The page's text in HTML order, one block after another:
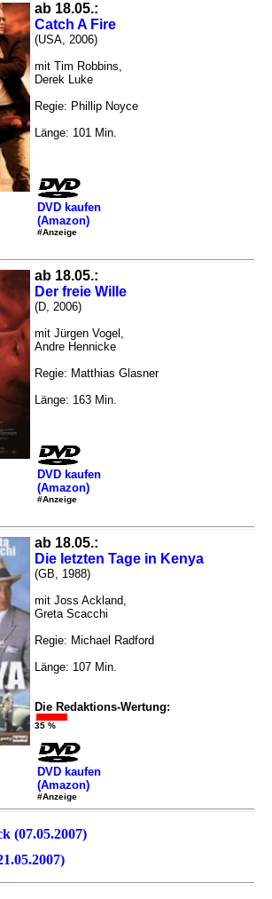
ab 18.05.:
Catch A Fire
(USA, 2006)
mit Tim Robbins,
Derek Luke
Regie: Phillip Noyce
Länge: 101 Min.
DVD kaufen
(Amazon)
#Anzeige
ab 18.05.:
Der freie Wille
(D, 2006)
mit Jürgen Vogel,
Andre Hennicke
Regie: Matthias Glasner
Länge: 163 Min.
DVD kaufen
(Amazon)
#Anzeige
ab 18.05.:
Die letzten Tage in Kenya
(GB, 1988)
mit Joss Ackland,
Greta Scacchi
Regie: Michael Radford
Länge: 107 Min.
Die Redaktions-Wertung:
35 %
DVD kaufen
(Amazon)
#Anzeige
(07.05.2007)